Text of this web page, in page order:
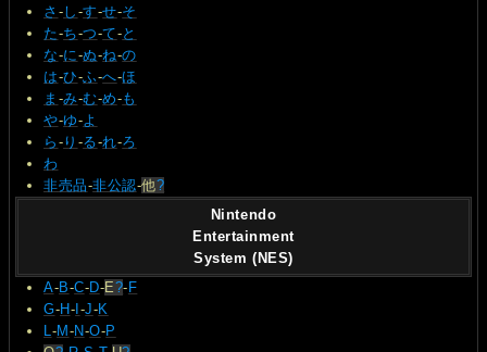
さ -し -す-せ-そ
た-ち-つ-て-と
な-に-ぬ-ね-の
は-ひ-ふ-へ-ほ
ま -み-む-め-も
や-ゆ-よ
ら -り -る-れ-ろ
わ
非売品-非公認-他?
Nintendo
Entertainment
System (NES)
A-B-C-D-E?- F
G-H- -J-K
L-M -N-O-P